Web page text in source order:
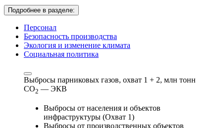
Подробнее в разделе:
Персонал
Безопасность производства
Экология и изменение климата
Социальная политика
Выбросы парниковых газов, охват 1 + 2, млн тонн
СО2 — ЭКВ
Выбросы от населения и объектов
инфраструктуры (Охват 1)
Выбросы от производственных объектов